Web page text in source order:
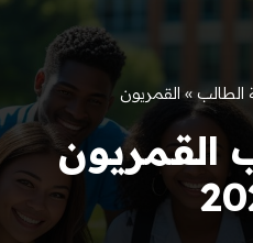
» القمريون
القمريون